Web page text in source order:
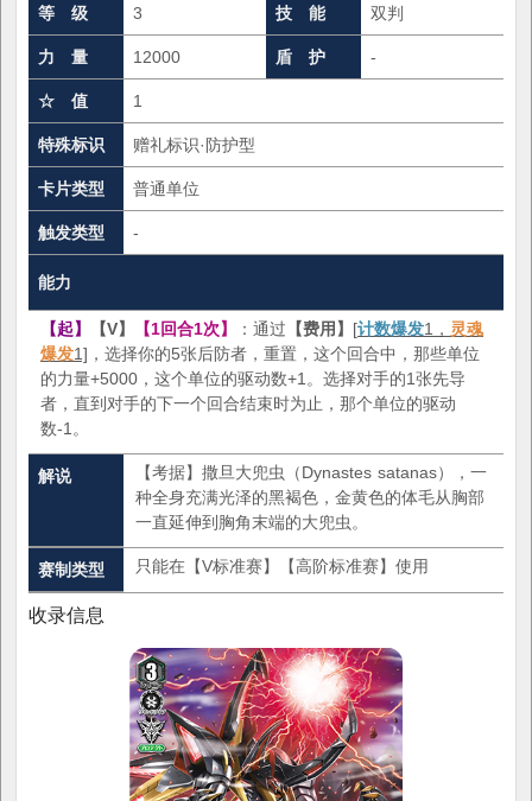
等 级 3 技 能 双判
力 量 12000 盾 护 -
☆ 值 1
特殊标识 赠礼标识·防护型
卡片类型 普通单位
触发类型 -
能力
【起】 【V】 【1回合1次】 ：通过 【费用】 [计数爆发1， 灵魂
爆发1] ，选择你的5张后防者，重置，这个回合中，那些单位
的力量+5000，这个单位的驱动数+1。选择对手的1张先导
者，直到对手的下一个回合结束时为止，那个单位的驱动
数-1。
解说
【考据】撒旦大兜虫（Dynastes satanas），一
种全身充满光泽的黑褐色，金黄色的体毛从胸部
一直延伸到胸角末端的大兜虫。
赛制类型 只能在【V标准赛】【高阶标准赛】使用
收录信息